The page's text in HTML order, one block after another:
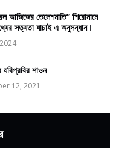
আজিজের তেলেশমাতি” শিরোনামে
সত্যতা যাচাই এ অনুসন্ধান।
যবিপ্রবির শাওন
12, 2021